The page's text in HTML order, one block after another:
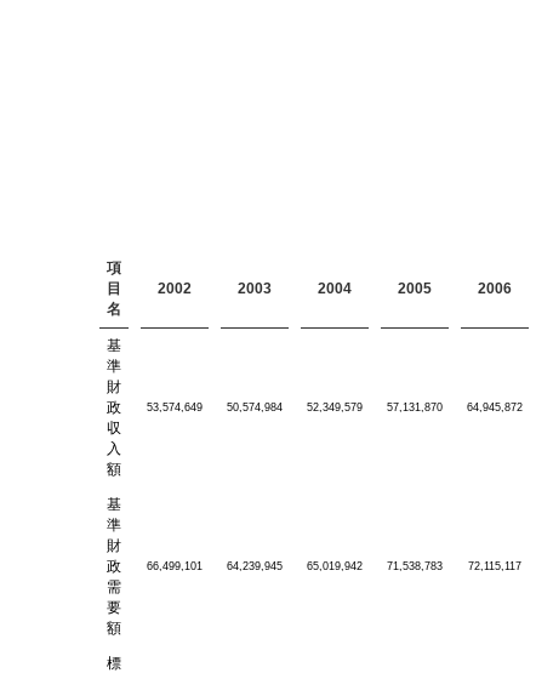
項
目
名
2002 2003 2004 2005 2006
基
準
財
政
収
入
額
53,574,649 50,574,984 52,349,579 57,131,870 64,945,872
基
準
財
政
需
要
額
66,499,101 64,239,945 65,019,942 71,538,783 72,115,117
標